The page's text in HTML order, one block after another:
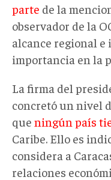
parte de la
observador de la
alcance regional
importancia en la
La firma del
concretó un nivel
que ningún país
Caribe. Ello es
considera a
relaciones